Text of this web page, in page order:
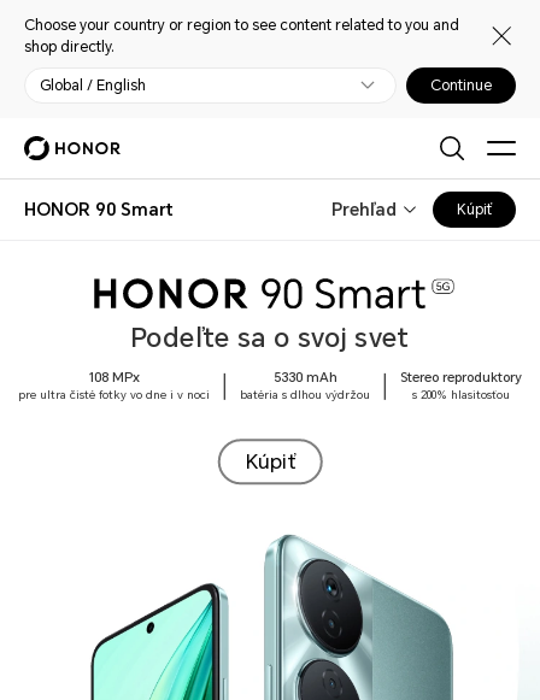
Choose your country or region to see content related to you and
shop directly.
Global / English Continue
HONOR 90 Smart Prehľad Kúpiť
Podeľte sa o svoj svet
108 MPx
pre ultra čisté fotky vo dne i v noci
5330 mAh
batéria s dlhou výdržou
Stereo reproduktory
s 200% hlasitosťou
Kúpiť